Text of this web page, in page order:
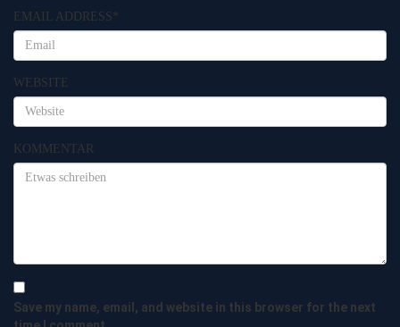
EMAIL ADDRESS*
WEBSITE
KOMMENTAR
Save my name, email, and website in this browser for the next